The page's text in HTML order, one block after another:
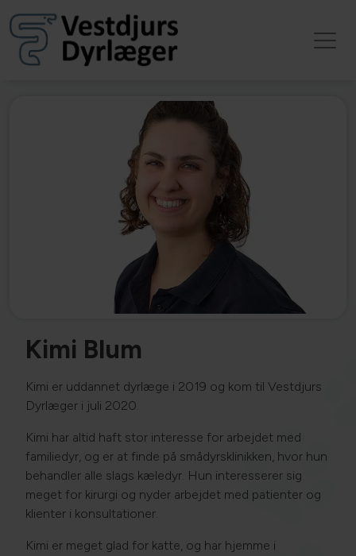
Kimi Blum
Kimi er uddannet dyrlæge i 2019 og kom til Vestdjurs
Dyrlæger i juli 2020.
Kimi har altid haft stor interesse for arbejdet med
familiedyr, og er at finde på smådyrsklinikken, hvor hun
behandler alle slags kæledyr. Hun interesserer sig
meget for kirurgi og nyder arbejdet med patienter og
klienter i konsultationer.
Kimi er meget glad for katte, og har hjemme i